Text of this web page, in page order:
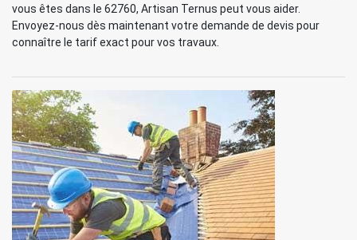
vous êtes dans le 62760, Artisan Ternus peut vous aider.
Envoyez-nous dès maintenant votre demande de devis pour
connaître le tarif exact pour vos travaux.